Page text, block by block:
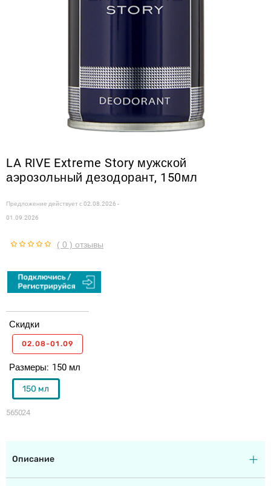
LA RIVE Extreme Story мужской
аэрозольный дезодорант, 150мл
Предложение действует с02.08.2026 -
01.09.2026
( 0 ) отзывы
565024
Размеры 150 мл
150 мл
Скидки
02.08-01.09
Описание